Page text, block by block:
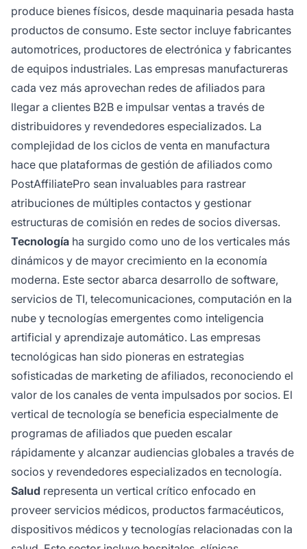
produce bienes físicos, desde maquinaria pesada hasta
productos de consumo. Este sector incluye fabricantes
automotrices, productores de electrónica y fabricantes
de equipos industriales. Las empresas manufactureras
cada vez más aprovechan redes de afiliados para
llegar a clientes B2B e impulsar ventas a través de
distribuidores y revendedores especializados. La
complejidad de los ciclos de venta en manufactura
hace que plataformas de gestión de afiliados como
PostAffiliatePro sean invaluables para rastrear
atribuciones de múltiples contactos y gestionar
estructuras de comisión en redes de socios diversas.
Tecnología ha surgido como uno de los verticales más
dinámicos y de mayor crecimiento en la economía
moderna. Este sector abarca desarrollo de software,
servicios de TI, telecomunicaciones, computación en la
nube y tecnologías emergentes como inteligencia
artificial y aprendizaje automático. Las empresas
tecnológicas han sido pioneras en estrategias
sofisticadas de marketing de afiliados, reconociendo el
valor de los canales de venta impulsados por socios. El
vertical de tecnología se beneficia especialmente de
programas de afiliados que pueden escalar
rápidamente y alcanzar audiencias globales a través de
socios y revendedores especializados en tecnología.
Salud representa un vertical crítico enfocado en
proveer servicios médicos, productos farmacéuticos,
dispositivos médicos y tecnologías relacionadas con la